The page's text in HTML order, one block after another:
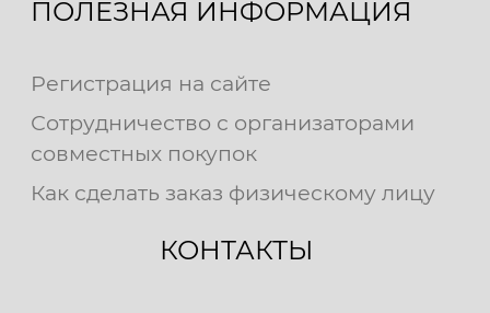
ПОЛЕЗНАЯ ИНФОРМАЦИЯ
Регистрация на сайте
Сотрудничество с организаторами
совместных покупок
Как сделать заказ физическому лицу
КОНТАКТЫ